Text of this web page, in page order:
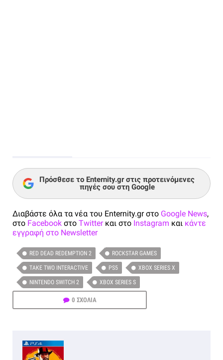
Πρόσθεσε το Enternity.gr στις προτεινόμενες
πηγές σου στη Google
Διαβάστε όλα τα νέα του Enternity.gr στο Google News,
στο Facebook στο Twitterκαι στο Instagram και κάντε
εγγραφή στο Newsletter
RED DEAD REDEMPTION 2 ROCKSTAR GAMES
TAKE TWO INTERACTIVE PS5 XBOX SERIES X
NINTENDO SWITCH 2 XBOX SERIES S
0 ΣΧΟΛΙΑ